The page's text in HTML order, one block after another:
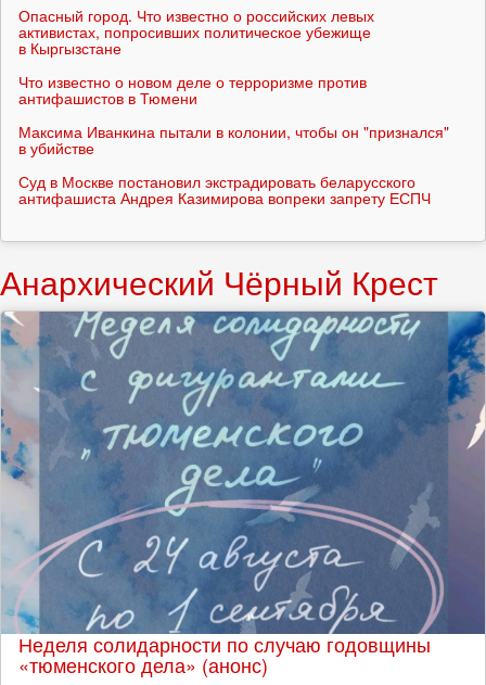
Опасный город. Что известно о российских левых
активистах, попросивших политическое убежище
в Кыргызстане
Что известно о новом деле о терроризме против
антифашистов в Тюмени
Максима Иванкина пытали в колонии, чтобы он "признался"
в убийстве
Суд в Москве постановил экстрадировать беларусского
антифашиста Андрея Казимирова вопреки запрету ЕСПЧ
Анархический Чёрный Крест
Неделя солидарности по случаю годовщины
«тюменского дела» (анонс)